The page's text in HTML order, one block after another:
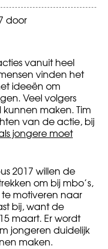
door
vanuit heel
vinden het
ideeën om
Veel volgers
maken. Tim
van de actie, bij
jongere moet
2017 willen de
om bij mbo’s,
te motiveren naar
bij, want de
maart. Er wordt
jongeren duidelijk
maken.